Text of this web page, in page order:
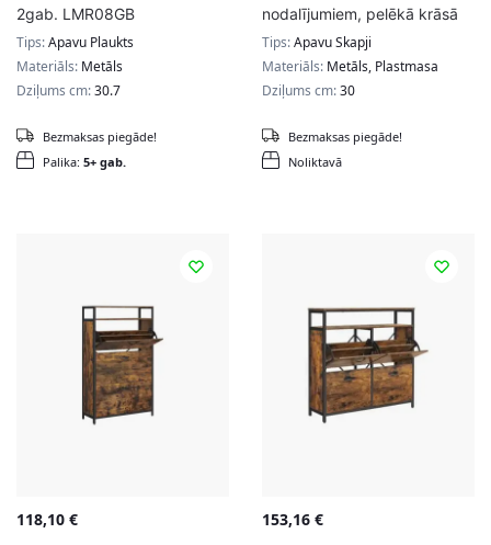
2gab. LMR08GB
Tips:Apavu Plaukts
Materiāls: Metāls
Dziļums cm:30.7
Palika: 5+ gab.
Bezmaksas piegāde!
nodalījumiem, pelēkā krāsā
Tips:Apavu Skapji
Materiāls: Metāls, Plastmasa
Dziļums cm:30
Noliktavā
Bezmaksas piegāde!
118,10 € 153,16 €